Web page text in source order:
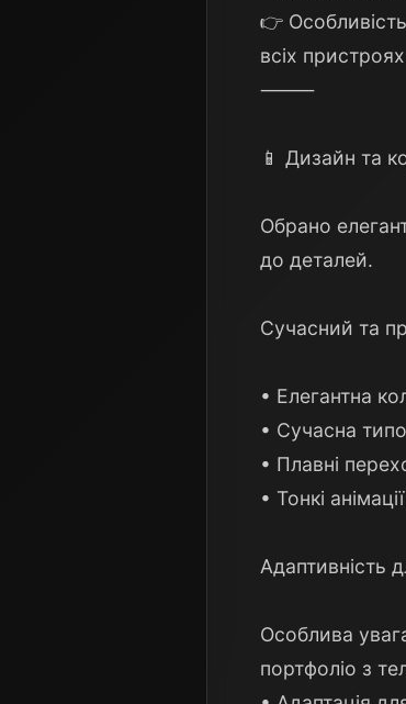
👉
всіх
⸻
📱 Дизайн та
Обрано
до деталей.
Сучасний та
• Елегантна
• Сучасна
• Плавні
• Тонкі
Адаптивність
Особлива
портфоліо з